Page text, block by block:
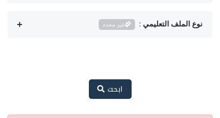
نوع الملف التعليمي : غير محدد
ابحث